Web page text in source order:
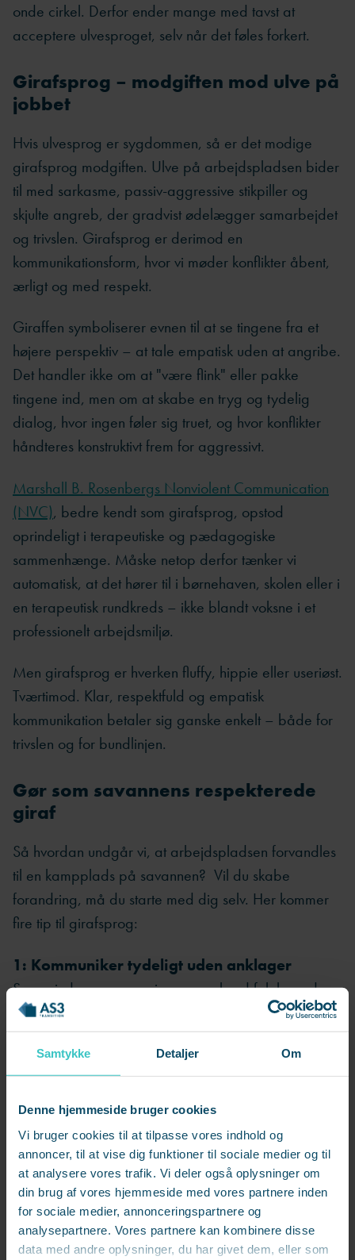
Samtykke Detaljer Om
Denne hjemmeside bruger cookies
Vi bruger cookies til at tilpasse vores indhold og
annoncer, til at vise dig funktioner til sociale medier og til
at analysere vores trafik. Vi deler også oplysninger om
din brug af vores hjemmeside med vores partnere inden
for sociale medier, annonceringspartnere og
analysepartnere. Vores partnere kan kombinere disse
data med andre oplysninger, du har givet dem, eller som
onde cirkel. Derfor ender mange med tavst at
acceptere ulvesproget, selv når det føles forkert.
Girafsprog – modgiften mod ulve på
jobbet
Hvis ulvesprog er sygdommen, så er det modige
girafsprog modgiften. Ulve på arbejdspladsen bider
til med sarkasme, passiv-aggressive stikpiller og
skjulte angreb, der gradvist ødelægger samarbejdet
og trivslen. Girafsprog er derimod en
kommunikationsform, hvor vi møder konflikter åbent,
ærligt og med respekt.
Giraffen symboliserer evnen til at se tingene fra et
højere perspektiv – at tale empatisk uden at angribe.
Det handler ikke om at "være flink" eller pakke
tingene ind, men om at skabe en tryg og tydelig
dialog, hvor ingen føler sig truet, og hvor konflikter
håndteres konstruktivt frem for aggressivt.
Marshall B. Rosenbergs Nonviolent Communication
(NVC), bedre kendt som girafsprog, opstod
oprindeligt i terapeutiske og pædagogiske
sammenhænge. Måske netop derfor tænker vi
automatisk, at det hører til i børnehaven, skolen eller i
en terapeutisk rundkreds – ikke blandt voksne i et
professionelt arbejdsmiljø.
Men girafsprog er hverken fluffy, hippie eller useriøst.
Tværtimod. Klar, respektfuld og empatisk
kommunikation betaler sig ganske enkelt – både for
trivslen og for bundlinjen.
Gør som savannens respekterede
giraf
Så hvordan undgår vi, at arbejdspladsen forvandles
til en kampplads på savannen? Vil du skabe
forandring, må du starte med dig selv. Her kommer
fire tip til girafsprog:
1: Kommuniker tydeligt uden anklager
Spørg ind, vær nysgerrig og anerkend følelser uden
at acceptere aggression. For eksempel kan du sige:
”Jeg fornemmer, du ikke helt er enig – hvad har du
brug for, så vi kan finde en fælles løsning?” Når du
konsekvent kommunikerer med respekt og empati,
inspirerer du andre til at gøre det samme.
2: Brug humor til at afvæbne ulvene
Hvis du modtager en passiv-aggressiv mail, så tag
luften ud af aggressionen med et humoristisk svar og
vis, at du står fast uden selv at blive en ulv. Derved
får du både italesat problemet uden at optrappe